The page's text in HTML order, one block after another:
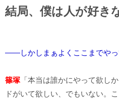
結局、僕は人が好き
――しかしまぁよくここまでやっ
篠塚 「本当は誰かにやって欲し
ドがいて欲しい、でもいない。